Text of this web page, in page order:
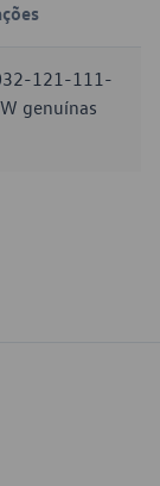
121-111-
genuínas